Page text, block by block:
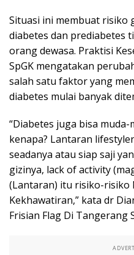
Situasi ini membuat risiko
diabetes dan prediabetes
orang dewasa. Praktisi
SpGK mengatakan
salah satu faktor yang
diabetes mulai banyak
“Diabetes juga bisa
kenapa? Lantaran
seadanya atau siap saji
gizinya, lack of activity
(Lantaran) itu risiko-risiko
Kekhawatiran,” kata dr
Frisian Flag Di Tangerang